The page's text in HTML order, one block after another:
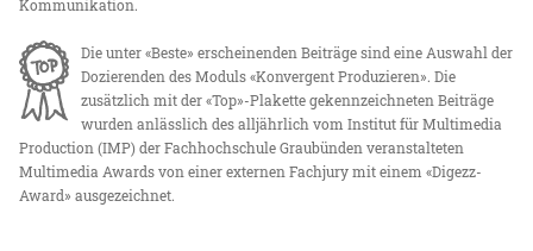
Kommunikation.
Die unter «Beste» erscheinenden Beiträge sind eine Auswahl der
Dozierenden des Moduls «Konvergent Produzieren». Die
zusätzlich mit der «Top»-Plakette gekennzeichneten Beiträge
wurden anlässlich des alljährlich vom Institut für Multimedia
Production (IMP) der Fachhochschule Graubünden veranstalteten
Multimedia Awards von einer externen Fachjury mit einem «Digezz-
Award» ausgezeichnet.